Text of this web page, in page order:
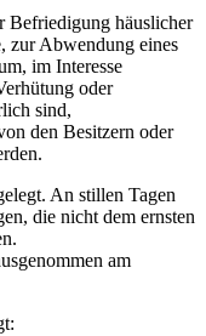
Befriedigung häuslicher
zur Abwendung eines
im Interesse
oder
sind,
den Besitzern oder
An stillen Tagen
die nicht dem ernsten
am